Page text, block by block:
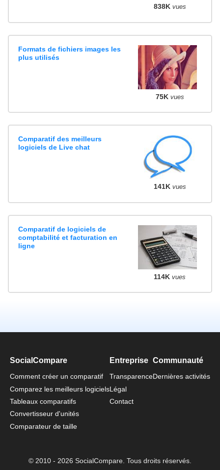
838K vues
Formats de fichiers images les
plus utilisés
75K vues
Comparatif des meilleurs
logiciels de Live chat
141K vues
Comparatif de logiciels de
comptabilité et facturation en
ligne
114K vues
SocialCompare
Comment créer un comparatif
Comparez les meilleurs logiciels
Tableaux comparatifs
Convertisseur d'unités
Comparateur de taille
Entreprise
Transparence
Légal
Contact
Communauté
Dernières activités
© 2010 - 2026 SocialCompare. Tous droits réservés.